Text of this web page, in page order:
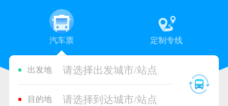
汽车票 定制专线
出发地 请选择出发城市/站点
目的地 请选择到达城市/站点